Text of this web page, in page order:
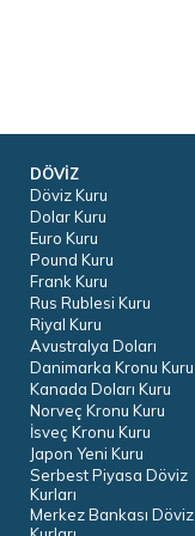
DÖVİZ
Döviz Kuru
Dolar Kuru
Euro Kuru
Pound Kuru
Frank Kuru
Rus Rublesi Kuru
Riyal Kuru
Avustralya Doları
Danimarka Kronu Kuru
Kanada Doları Kuru
Norveç Kronu Kuru
İsveç Kronu Kuru
Japon Yeni Kuru
Serbest Piyasa Döviz
Kurları
Merkez Bankası Döviz